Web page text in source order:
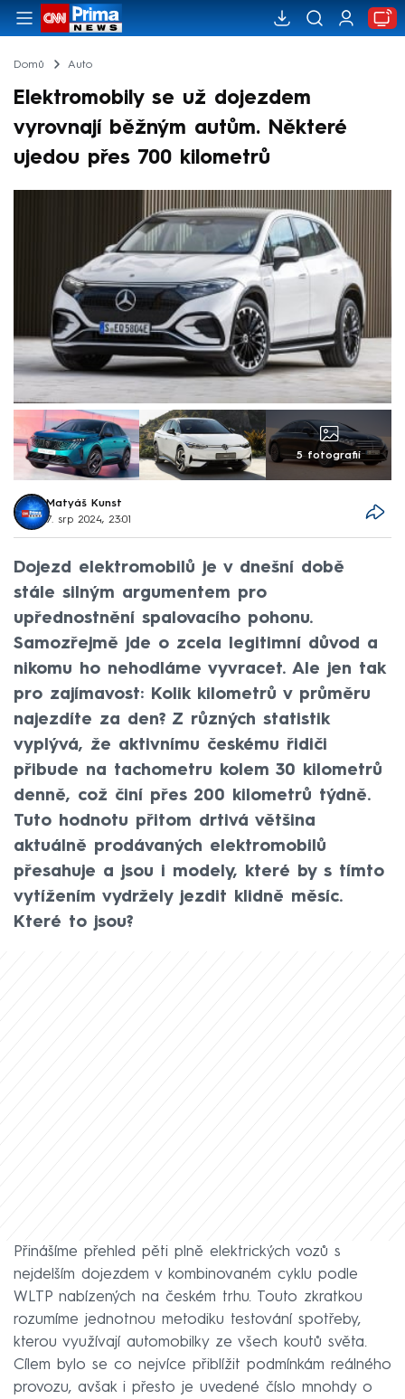
Domů Auto
Elektromobily se už dojezdem
vyrovnají běžným autům. Některé
ujedou přes 700 kilometrů
5 fotografií
Matyáš Kunst
7. srp 2024, 23:01
Dojezd elektromobilů je v dnešní době
stále silným argumentem pro
upřednostnění spalovacího pohonu.
Samozřejmě jde o zcela legitimní důvod a
nikomu ho nehodláme vyvracet. Ale jen tak
pro zajímavost: Kolik kilometrů v průměru
najezdíte za den? Z různých statistik
vyplývá, že aktivnímu českému řidiči
přibude na tachometru kolem 30 kilometrů
denně, což činí přes 200 kilometrů týdně.
Tuto hodnotu přitom drtivá většina
aktuálně prodávaných elektromobilů
přesahuje a jsou i modely, které by s tímto
vytížením vydržely jezdit klidně měsíc.
Které to jsou?
Přinášíme přehled pěti plně elektrických vozů s
nejdelším dojezdem v kombinovaném cyklu podle
WLTP nabízených na českém trhu. Touto zkratkou
rozumíme jednotnou metodiku testování spotřeby,
kterou využívají automobilky ze všech koutů světa.
Cílem bylo se co nejvíce přiblížit podmínkám reálného
provozu, avšak i přesto je uvedené číslo mnohdy o